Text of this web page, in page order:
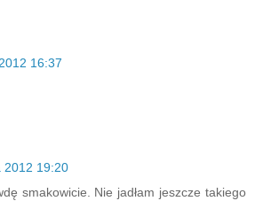
16:37
2012 19:20
smakowicie. Nie jadłam jeszcze takiego